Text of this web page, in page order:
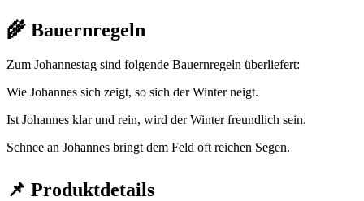
🌾 Bauernregeln
Zum Johannestag sind folgende Bauernregeln überliefert:
Wie Johannes sich zeigt, so sich der Winter neigt.
Ist Johannes klar und rein, wird der Winter freundlich sein.
Schnee an Johannes bringt dem Feld oft reichen Segen.
📌 Produktdetails